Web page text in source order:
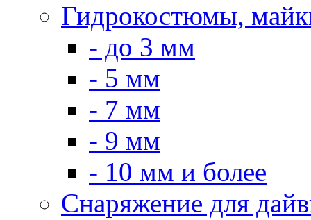
Гидрокостюмы,
- до 3 мм
- 5 мм
- 7 мм
- 9 мм
- 10 мм и более
Снаряжение для